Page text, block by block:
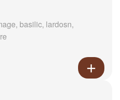
basilic, lardosn,